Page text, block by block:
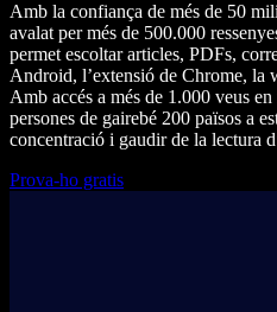
Amb la confiança de més de 50
avalat per més de 500.000
permet escoltar articles, PDFs,
Android, l’extensió de Chrome, la
Amb accés a més de 1.000 veus
persones de gairebé 200 països a
concentració i gaudir de la lectura
Prova-ho gratis